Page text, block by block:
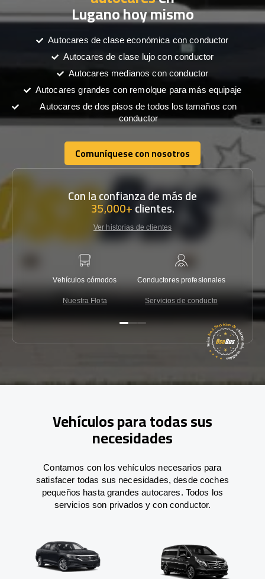
Lugano hoy mismo
Autocares de clase económica con conductor
Autocares de clase lujo con conductor
Autocares medianos con conductor
Autocares grandes con remolque para más equipaje
Autocares de dos pisos de todos los tamaños con
conductor
Comuníquese con nosotros
Comuníquese con nosotros
Con la confianza de más de
35,000+clientes.
Ver historias de clientes
Vehículos cómodos
Nuestra Flota
Conductores profesionales
Servicios de conducto
Vehículos para todas sus
necesidades
Contamos con los vehículos necesarios para
satisfacer todas sus necesidades, desde coches
pequeños hasta grandes autocares. Todos los
servicios son privados y con conductor.